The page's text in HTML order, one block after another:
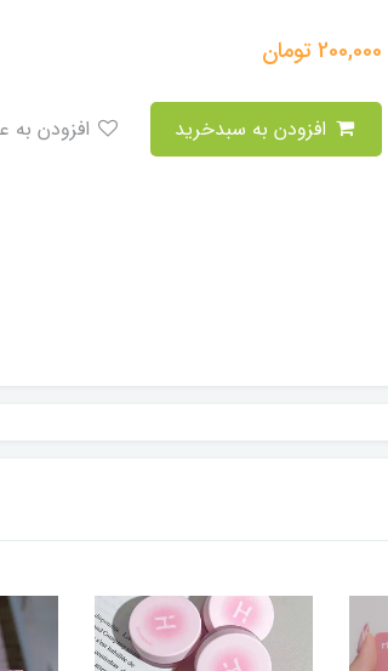
200,000تومان